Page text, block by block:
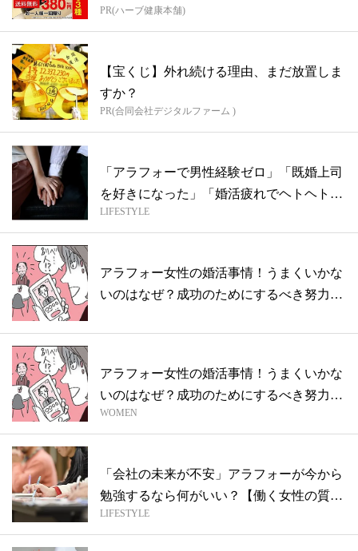
PR(ハーブ健康本舗)
【宝くじ】外れ続ける理由、まだ放置しま
すか？
PR(合同会社デジタルファーム )
「アラフォーで男性経験ゼロ」「既婚上司
を好きになった」「婚活疲れでヘトヘト」
働く...
LIFESTYLE
アラフォー女性の婚活事情！うまくいかな
いのはなぜ？成功のためにするべき努力と
アラフォー女性の婚活事情！うまくいかな
いのはなぜ？成功のためにするべき努力と
は
WOMEN
「会社の未来が不安」アラフォーが今から
勉強するなら何がいい？【働く女性の質問
箱】
LIFESTYLE